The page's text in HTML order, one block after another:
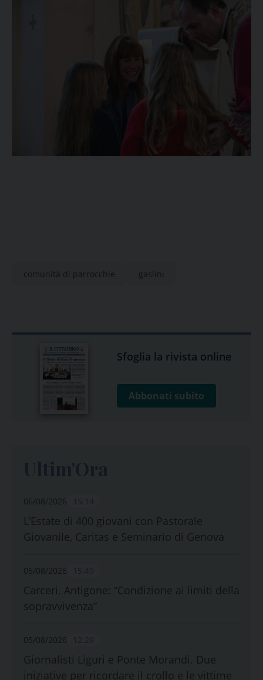
comunità di parrocchie gaslini
Sfoglia la rivista online
Abbonati subito
06/08/2026
L’Estate di 400 giovani con Pastorale
Giovanile, Caritas e Seminario di Genova
05/08/2026
Carceri. Antigone: “Condizione ai limiti della
sopravvivenza”
05/08/2026
Giornalisti Liguri e Ponte Morandi. Due
iniziative per ricordare il crollo e le vittime